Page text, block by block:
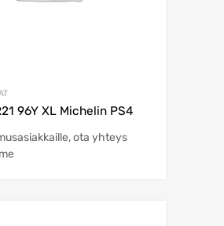
96Y XL Michelin PS4
ota yhteys